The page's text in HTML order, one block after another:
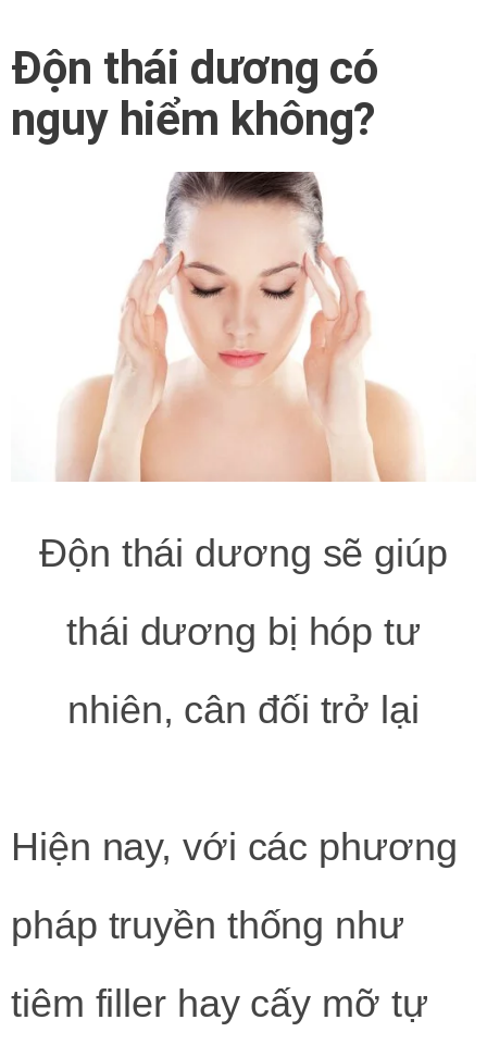
Độn thái dương có
nguy hiểm không?
Độn thái dương sẽ giúp
thái dương bị hóp tư
nhiên, cân đối trở lại
Hiện nay, với các phương
pháp truyền thống như
tiêm filler hay cấy mỡ tự